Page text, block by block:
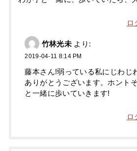
ロ
竹林光未 より:
2019-04-11 8:14 PM
藤本さん!弱っている私にじわじ
ありがとうございます。ホント
と一緒に歩いていきます!
ロ